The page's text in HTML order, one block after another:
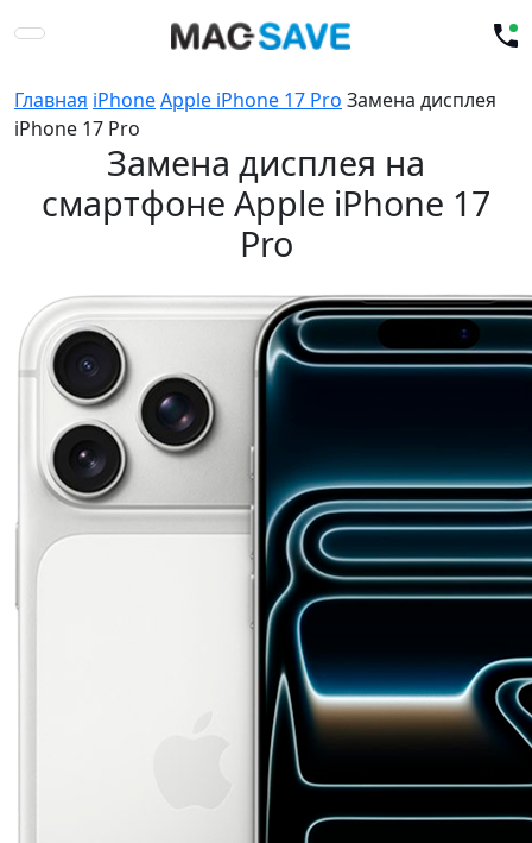
Главная iPhoneApple iPhone 17 Pro Замена дисплея
iPhone 17 Pro
Замена дисплея на
смартфоне Apple iPhone 17
Pro